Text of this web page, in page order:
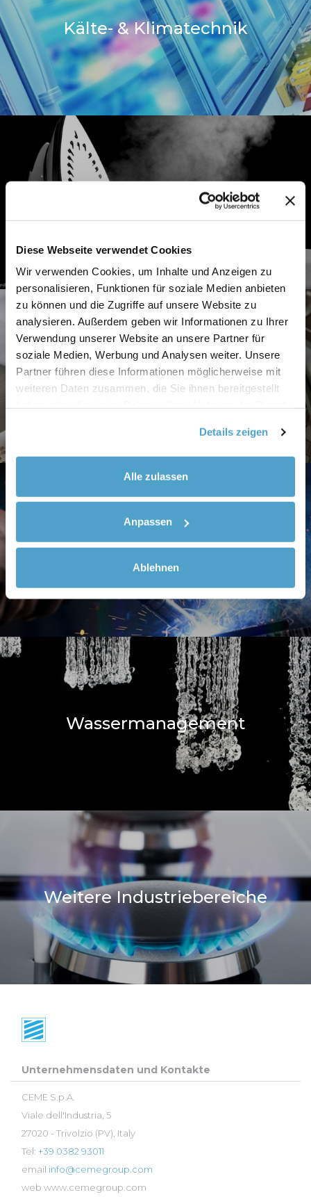
Diese Webseite verwendet Cookies
Wir verwenden Cookies, um Inhalte und Anzeigen zu
personalisieren, Funktionen für soziale Medien anbieten
zu können und die Zugriffe auf unsere Website zu
analysieren. Außerdem geben wir Informationen zu Ihrer
Verwendung unserer Website an unsere Partner für
soziale Medien, Werbung und Analysen weiter. Unsere
Partner führen diese Informationen möglicherweise mit
weiteren Daten zusammen, die Sie ihnen bereitgestellt
Details zeigen
Alle zulassen
Anpassen
Ablehnen
Kälte- & Klimatechnik
Medizinbereich
Schweißtechnik
Wassermanagement
Weitere Industriebereiche
Unternehmensdaten und Kontakte
CEME S.p.A.
Viale dell'Industria, 5
27020 - Trivolzio (PV), Italy
Tel: +39 0382 93011
email info@cemegroup.com
web www.cemegroup.com